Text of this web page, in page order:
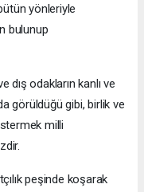
yönleriyle
bulunup
dış odakların kanlı ve
görüldüğü gibi, birlik ve
milli
peşinde koşarak